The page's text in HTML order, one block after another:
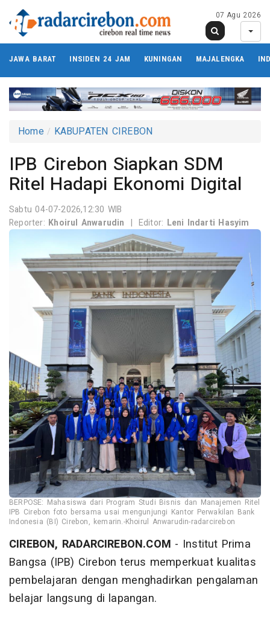
07 Agu 2026
JAWA BARAT INSIDEN 24 JAM KUNINGAN MAJALENGKA
Home KABUPATEN CIREBON
IPB Cirebon Siapkan SDM
Ritel Hadapi Ekonomi Digital
Sabtu 04-07-2026,12:30 WIB
Reporter: Khoirul Anwarudin | Editor: Leni Indarti Hasyim
BERPOSE: Mahasiswa dari Program Studi Bisnis dan Manajemen Ritel
IPB Cirebon foto bersama usai mengunjungi Kantor Perwakilan Bank
Indonesia (BI) Cirebon, kemarin.-Khoirul Anwarudin-radarcirebon
CIREBON, RADARCIREBON.COM - Institut Prima
Bangsa (IPB) Cirebon terus memperkuat kualitas
pembelajaran dengan menghadirkan pengalaman
belajar langsung di lapangan.